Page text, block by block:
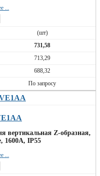
...
(шт)
731,58
713,29
688,32
По запросу
вертикальная Z-образная,
1600А, IP55
...